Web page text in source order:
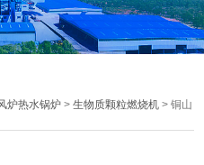
炉热水锅炉 >生物质颗粒燃烧机 > 铜山